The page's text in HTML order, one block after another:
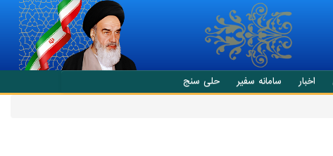
اخبار سامانه سفیر
حلی سنج